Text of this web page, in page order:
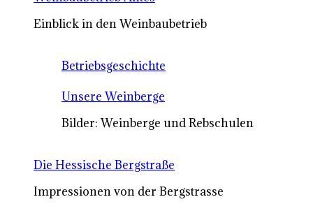
Einblick in den Weinbaubetrieb
Betriebsgeschichte
Unsere Weinberge
Bilder: Weinberge und Rebschulen
Die Hessische Bergstraße
Impressionen von der Bergstrasse